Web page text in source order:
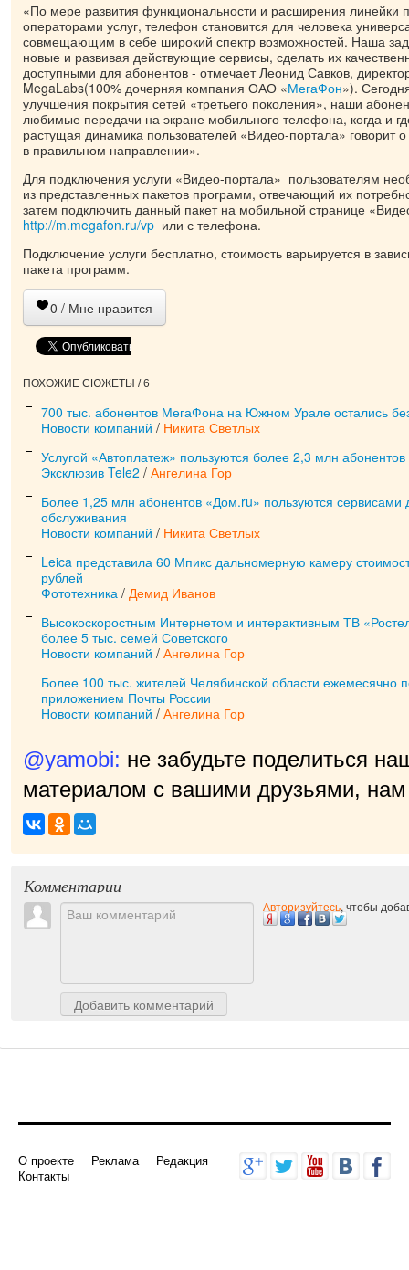
«По мере развития функциональности и расширения линейки
операторами услуг, телефон становится для человека
совмещающим в себе широкий спектр возможностей. Наша
новые и развивая действующие сервисы, сделать их
доступными для абонентов - отмечает Леонид Савков,
MegaLabs(100% дочерняя компания ОАО «МегаФон»).
улучшения покрытия сетей «третьего поколения», наши
любимые передачи на экране мобильного телефона, когда и
растущая динамика пользователей «Видео-портала» говорит
в правильном направлении».
Для подключения услуги «Видео-портала» пользователям
из представленных пакетов программ, отвечающий их
затем подключить данный пакет на мобильной странице
http://m.megafon.ru/vp или с телефона.
Подключение услуги бесплатно, стоимость варьируется в
пакета программ.
0 / Мне нравится
ПОХОЖИЕ СЮЖЕТЫ / 6
700 тыс. абонентов МегаФона на Южном Урале остались
Новости компаний / Никита Светлых
Услугой «Автоплатеж» пользуются более 2,3 млн
Эксклюзив Tele2 / Ангелина Гор
Более 1,25 млн абонентов «Дом.ru» пользуются сервисами
обслуживания
Новости компаний / Никита Светлых
Leica представила 60 Мпикс дальномерную камеру
рублей
Фототехника / Демид Иванов
Высокоскоростным Интернетом и интерактивным ТВ
более 5 тыс. семей Советского
Новости компаний / Ангелина Гор
Более 100 тыс. жителей Челябинской области ежемесячно
приложением Почты России
Новости компаний / Ангелина Гор
@yamobi: не забудьте поделиться
материалом с вашими друзьями, нам
Комментарии
Добавить комментарий
Авторизуйтесь, чтобы
О проекте Реклама
Редакция
Контакты